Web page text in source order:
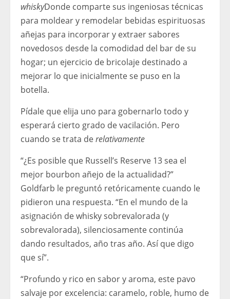
whiskyDonde comparte sus ingeniosas técnicas
para moldear y remodelar bebidas espirituosas
añejas para incorporar y extraer sabores
novedosos desde la comodidad del bar de su
hogar; un ejercicio de bricolaje destinado a
mejorar lo que inicialmente se puso en la
botella.
Pídale que elija uno para gobernarlo todo y
esperará cierto grado de vacilación. Pero
cuando se trata derelativamente
“¿Es posible que Russell’s Reserve 13 sea el
mejor bourbon añejo de la actualidad?”
Goldfarb le preguntó retóricamente cuando le
pidieron una respuesta. “En el mundo de la
asignación de whisky sobrevalorada (y
sobrevalorada), silenciosamente continúa
dando resultados, año tras año. Así que digo
que sí”.
“Profundo y rico en sabor y aroma, este pavo
salvaje por excelencia: caramelo, roble, humo de